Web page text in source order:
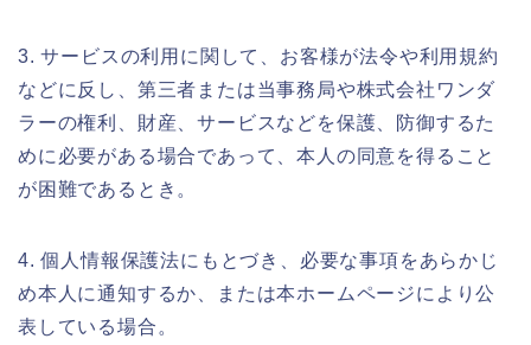
3. サービスの利用に関して、お客様が法令や利用規約
などに反し、第三者または当事務局や株式会社ワンダ
ラーの権利、財産、サービスなどを保護、防御するた
めに必要がある場合であって、本人の同意を得ること
が困難であるとき。
4. 個人情報保護法にもとづき、必要な事項をあらかじ
め本人に通知するか、または本ホームページにより公
表している場合。